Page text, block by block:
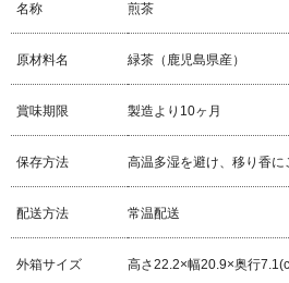
名称 煎茶
原材料名 緑茶（鹿児島県産）
賞味期限 製造より10ヶ月
保存方法 高温多湿を避け、移り香に
配送方法 常温配送
外箱サイズ 高さ22.2×幅20.9×奥行